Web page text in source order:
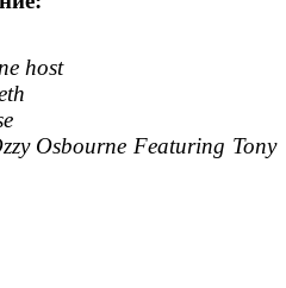
host
Osbourne Featuring Tony